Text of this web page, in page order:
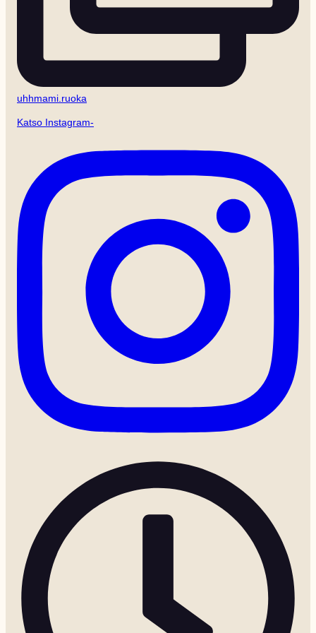
uhhmami.ruoka
Katso Instagram-